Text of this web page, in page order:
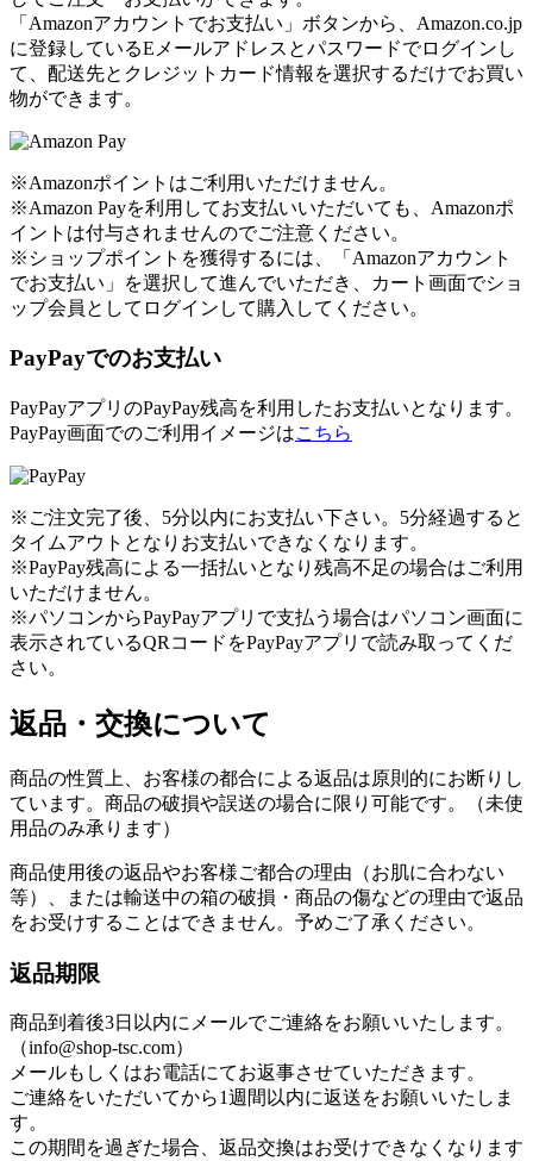
「Amazonアカウントでお支払い」ボタンから、Amazon.co.jp
に登録しているEメールアドレスとパスワードでログインし
て、配送先とクレジットカード情報を選択するだけでお買い
物ができます。
※Amazonポイントはご利用いただけません。
※Amazon Payを利用してお支払いいただいても、Amazonポ
イントは付与されませんのでご注意ください。
※ショップポイントを獲得するには、「Amazonアカウント
でお支払い」を選択して進んでいただき、カート画面でショ
ップ会員としてログインして購入してください。
PayPayでのお支払い
PayPayアプリのPayPay残高を利用したお支払いとなります。
PayPay画面でのご利用イメージはこちら
※ご注文完了後、5分以内にお支払い下さい。5分経過すると
タイムアウトとなりお支払いできなくなります。
※PayPay残高による一括払いとなり残高不足の場合はご利用
いただけません。
※パソコンからPayPayアプリで支払う場合はパソコン画面に
表示されているQRコードをPayPayアプリで読み取ってくだ
さい。
返品・交換について
商品の性質上、お客様の都合による返品は原則的にお断りし
ています。商品の破損や誤送の場合に限り可能です。（未使
用品のみ承ります）
商品使用後の返品やお客様ご都合の理由（お肌に合わない
等）、または輸送中の箱の破損・商品の傷などの理由で返品
をお受けすることはできません。予めご了承ください。
返品期限
商品到着後3日以内にメールでご連絡をお願いいたします。
（info@shop-tsc.com）
メールもしくはお電話にてお返事させていただきます。
ご連絡をいただいてから1週間以内に返送をお願いいたしま
す。
この期間を過ぎた場合、返品交換はお受けできなくなります